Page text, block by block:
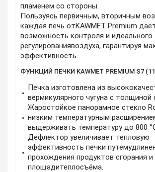
пламенем со стороны.
Пользуясь первичным, вторичным
каждая печь отKAWMET Premium
возможность контроля и идеального
регулированиявоздуха, гарантируя
эффективность.
ФУНКЦИЙ ПЕЧКИ KAWMET PREMIUM S7
Печка изготовлена из
вермикулярного чугуна с толщиной
Жаростойкое панорамное стекло
низким температурным
выдерживать температуру до 800
Дефлектор увеличивает тепловую
эффективность печки
прохождения продуктов сгорания и
площадитеплосъёма.